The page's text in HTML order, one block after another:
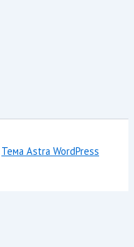
Тема Astra WordPress